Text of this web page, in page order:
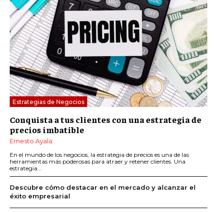
Estrategias de Negocios
Conquista a tus clientes con una estrategia de
precios imbatible
Ernesto Ayala
En el mundo de los negocios, la estrategia de precios es una de las
herramientas más poderosas para atraer y retener clientes. Una
estrategia...
Descubre cómo destacar en el mercado y alcanzar el
éxito empresarial